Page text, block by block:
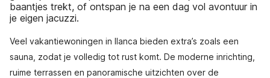
baantjes trekt, of ontspan je na een dag vol avontuur in
je eigen jacuzzi.
Veel vakantiewoningen in llanca bieden extra’s zoals een
sauna, zodat je volledig tot rust komt. De moderne inrichting,
ruime terrassen en panoramische uitzichten over de